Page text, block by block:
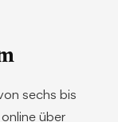
sechs bis
über